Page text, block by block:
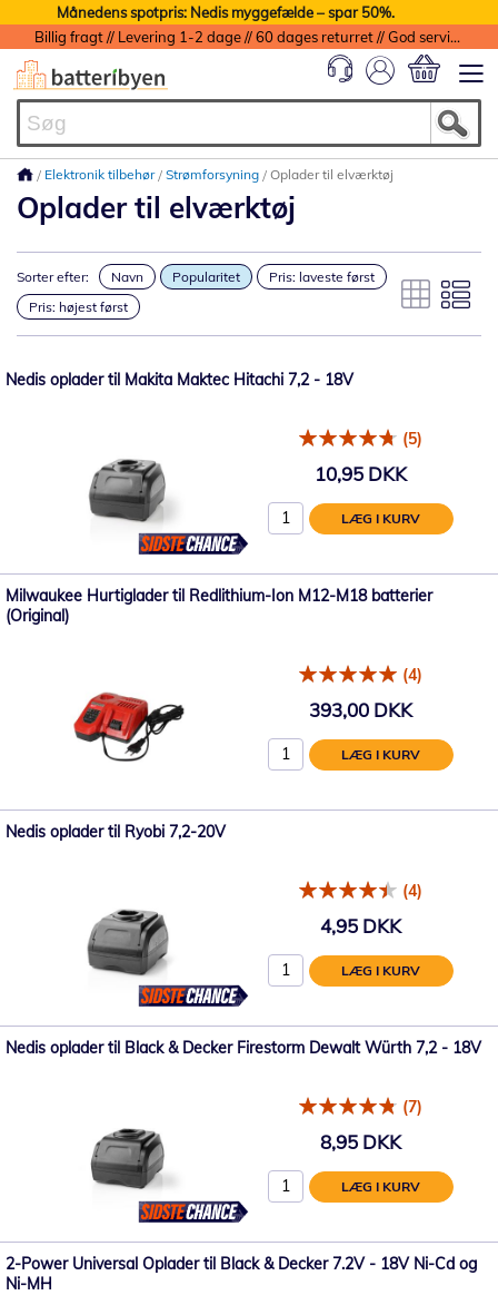
Månedens spotpris: Nedis myggefælde – spar 50%.
Billig fragt // Levering 1-2 dage // 60 dages returret // God service med garanti
Elektronik tilbehør Strømforsyning Oplader til elværktøj
Oplader til elværktøj
Sorter efter: Navn Popularitet
Pris: laveste først
Pris: højest først
Nedis oplader til Makita Maktec Hitachi 7,2 - 18V
(5)
10,95 DKK
LÆG I KURV
Milwaukee Hurtiglader til Redlithium-Ion M12-M18 batterier
(Original)
(4)
393,00 DKK
LÆG I KURV
Nedis oplader til Ryobi 7,2-20V
(4)
4,95 DKK
LÆG I KURV
Nedis oplader til Black & Decker Firestorm Dewalt Würth 7,2 - 18V
(7)
8,95 DKK
LÆG I KURV
2-Power Universal Oplader til Black & Decker 7.2V - 18V Ni-Cd og
Ni-MH